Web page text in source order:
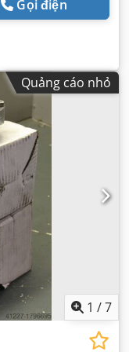
Gọi điện
Quảng cáo nhỏ
1 /7